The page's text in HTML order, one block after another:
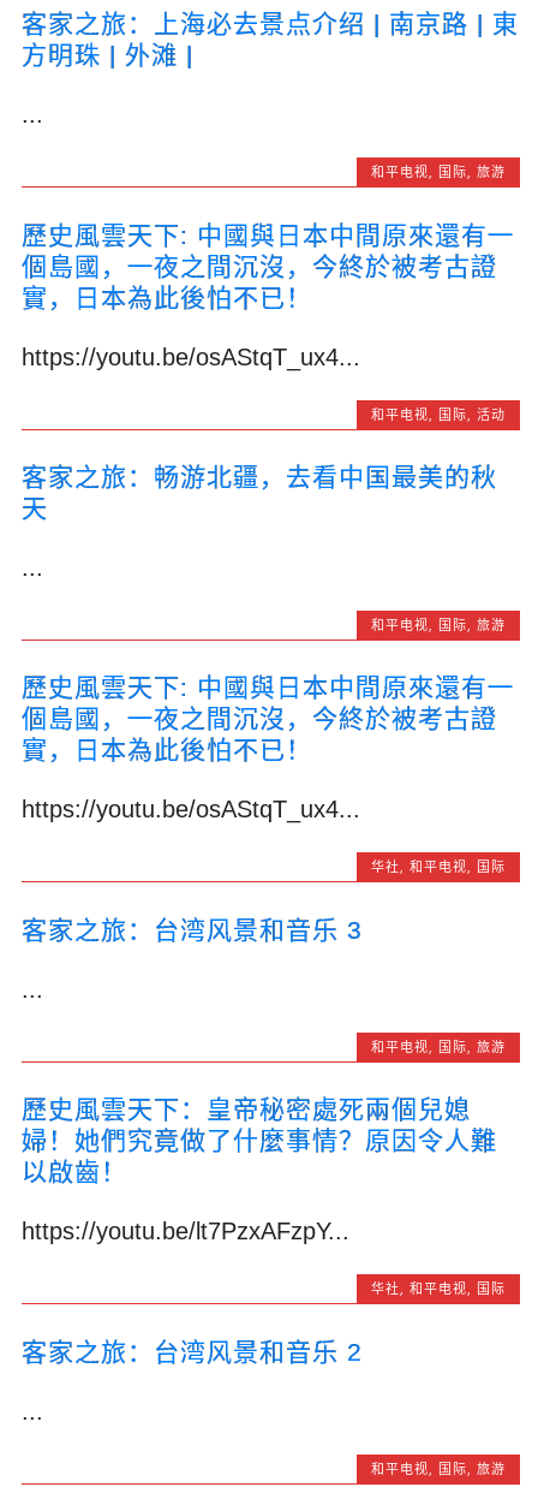
客家之旅：上海必去景点介绍 | 南京路 | 東
方明珠 | 外滩 |
...
和平电视, 国际, 旅游
歷史風雲天下: 中國與日本中間原來還有一
個島國，一夜之間沉沒，今終於被考古證
實，日本為此後怕不已！
https://youtu.be/osAStqT_ux4...
和平电视, 国际, 活动
客家之旅：畅游北疆，去看中国最美的秋
天
...
和平电视, 国际, 旅游
歷史風雲天下: 中國與日本中間原來還有一
個島國，一夜之間沉沒，今終於被考古證
實，日本為此後怕不已！
https://youtu.be/osAStqT_ux4...
华社, 和平电视, 国际
客家之旅：台湾风景和音乐 3
...
和平电视, 国际, 旅游
歷史風雲天下：皇帝秘密處死兩個兒媳
婦！她們究竟做了什麼事情？原因令人難
以啟齒！
https://youtu.be/lt7PzxAFzpY...
华社, 和平电视, 国际
客家之旅：台湾风景和音乐 2
...
和平电视, 国际, 旅游